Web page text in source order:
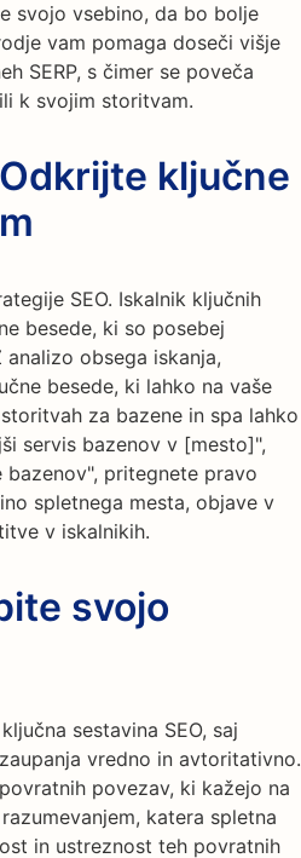
svojo vsebino, da bo bolje
vam pomaga doseči višje
SERP, s čimer se poveča
k svojim storitvam.
ključne
SEO. Iskalnik ključnih
besede, ki so posebej
obsega iskanja,
besede, ki lahko na vaše
za bazene in spa lahko
servis bazenov v [mesto]",
pritegnete pravo
spletnega mesta, objave v
v iskalnikih.
svojo
sestavina SEO, saj
vredno in avtoritativno.
povezav, ki kažejo na
katera spletna
in ustreznost teh povratnih